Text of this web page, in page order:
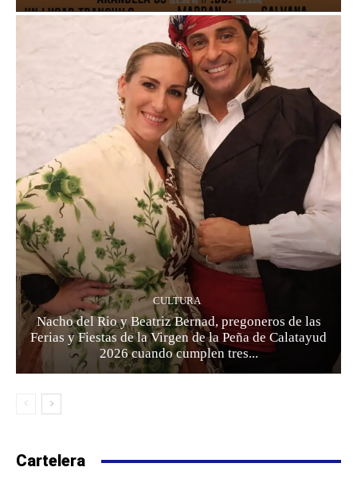
CULTURA
Nacho del Rio y Beatriz Bernad, pregoneros de las
Ferias y Fiestas de la Virgen de la Peña de Calatayud
2026 cuando cumplen tres...
Cartelera